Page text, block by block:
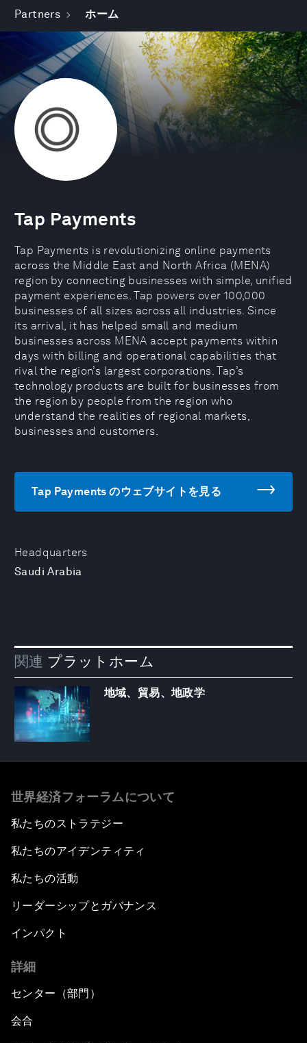
Partners ホーム
Headquarters
Saudi Arabia
Tap Payments
Tap Payments is revolutionizing online payments
across the Middle East and North Africa (MENA)
region by connecting businesses with simple, unified
payment experiences. Tap powers over 100,000
businesses of all sizes across all industries. Since
its arrival, it has helped small and medium
businesses across MENA accept payments within
days with billing and operational capabilities that
rival the region’s largest corporations. Tap’s
technology products are built for businesses from
the region by people from the region who
understand the realities of regional markets,
businesses and customers.
Tap Payments のウェブサイトを見る
関連 プラットホーム
地域、貿易、地政学
世界経済フォーラムについて
私たちのストラテジー
私たちのアイデンティティ
私たちの活動
リーダーシップとガバナンス
インパクト
詳細
センター（部門）
会合